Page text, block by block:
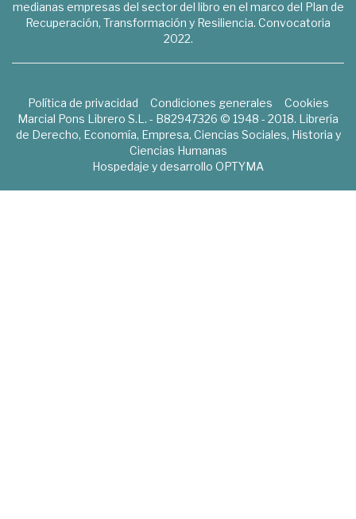
medianas empresas del sector del libro en el marco del Plan de
Recuperación, Transformación y Resiliencia. Convocatoria
2022.
Política de privacidad Condiciones generales
Cookies
Marcial Pons Librero S.L. - B82947326 © 1948 - 2018. Librería
de Derecho, Economía, Empresa, Ciencias Sociales, Historia y
Ciencias Humanas
Hospedaje y desarrollo OPTYMA